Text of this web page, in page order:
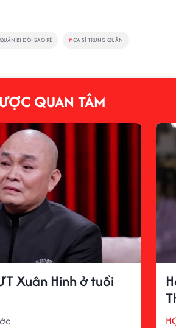
BỊ ĐÒI SAO KÊ #CA SĨ TRUNG QUÂN
QUAN TÂM
Xuân Hinh ở tuổi